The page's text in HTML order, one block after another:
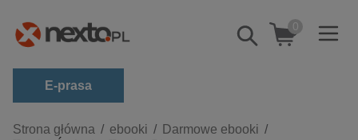
Pokaż/schowaj
wyszukiwarkę
0
E-prasa
Kategorie
Strona główna ebooki
Darmowe ebooki